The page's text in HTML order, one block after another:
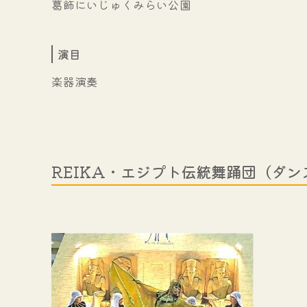
葛飾にいじゅくみらい公園
演目
楽器演奏
REIKA・エジプト伝統舞踊団（ダン